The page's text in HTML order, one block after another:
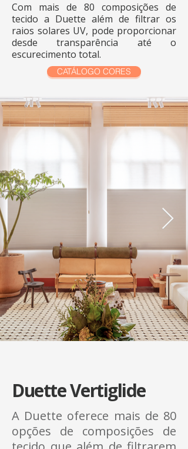
Com mais de 80 composições de
tecido a Duette além de filtrar os
raios solares UV, pode proporcionar
desde transparência até o
escurecimento total.
CATÁLOGO CORES
Duette Vertiglide
A Duette oferece mais de 80
opções de composições de